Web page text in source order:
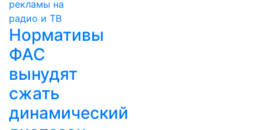
Нормативы
ФАС
вынудят
сжать
динамический